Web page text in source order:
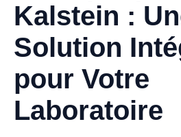
Kalstein :
Solution
pour Votre
Laboratoire